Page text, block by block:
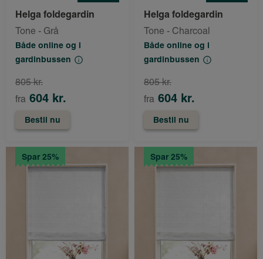
Helga foldegardin
Tone - Grå
Både online og i
gardinbussen
fra 604 kr.
805 kr.
Bestil nu
Helga foldegardin
Tone - Charcoal
Både online og i
gardinbussen
fra 604 kr.
805 kr.
Bestil nu
Spar 25% Spar 25%